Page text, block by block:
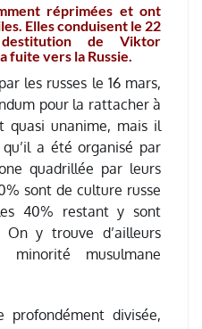
réprimées et ont
Elles conduisent le 22
de Viktor
fuite vers la Russie.
les russes le 16 mars,
pour la rattacher à
quasi unanime, mais il
a été organisé par
quadrillée par leurs
sont de culture russe
40% restant y sont
On y trouve d’ailleurs
musulmane
profondément divisée,